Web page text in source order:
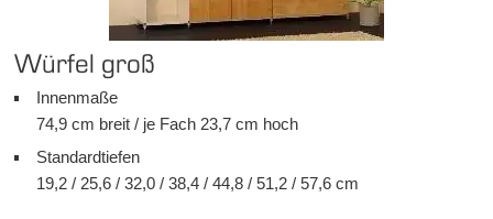
Wür­fel groß
In­nen­ma­ße
74,9 cm breit / je Fach 23,7 cm hoch
Stan­dard­tie­fen
19,2 / 25,6 / 32,0 / 38,4 / 44,8 / 51,2 / 57,6 cm